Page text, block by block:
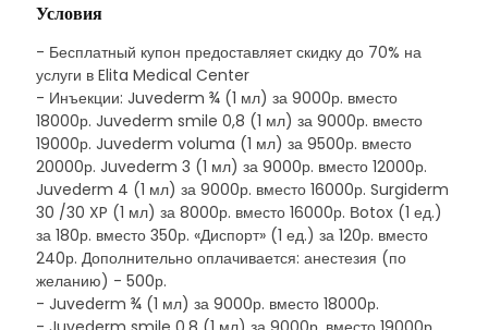
Условия
- Бесплатный купон предоставляет скидку до 70% на
услуги в Elita Medical Center
- Инъекции: Juvederm ¾ (1 мл) за 9000р. вместо
18000р. Juvederm smile 0,8 (1 мл) за 9000р. вместо
19000р. Juvederm voluma (1 мл) за 9500р. вместо
20000р. Juvederm 3 (1 мл) за 9000р. вместо 12000р.
Juvederm 4 (1 мл) за 9000р. вместо 16000р. Surgiderm
30 /30 XP (1 мл) за 8000р. вместо 16000р. Вotox (1 ед.)
за 180р. вместо 350р. «Диспорт» (1 ед.) за 120р. вместо
240р. Дополнительно оплачивается: анестезия (по
желанию) - 500р.
- Juvederm ¾ (1 мл) за 9000р. вместо 18000р.